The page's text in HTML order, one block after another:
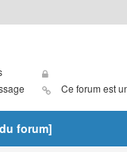
Ce forum est
forum]